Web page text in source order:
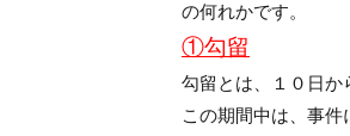
の何れかです。
①勾留
勾留とは、１０日か
この期間中は、事件